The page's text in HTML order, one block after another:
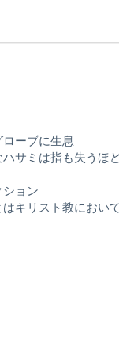
ーブに生息
サミは指も失うほ
ョン
はキリスト教におい